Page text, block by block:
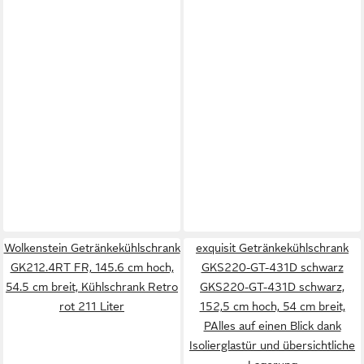
Wolkenstein Getränkekühlschrank
GK212.4RT FR, 145.6 cm hoch,
54.5 cm breit, Kühlschrank Retro
rot 211 Liter
exquisit Getränkekühlschrank
GKS220-GT-431D schwarz
GKS220-GT-431D schwarz,
152,5 cm hoch, 54 cm breit,
PAlles auf einen Blick dank
Isolierglastür und übersichtliche